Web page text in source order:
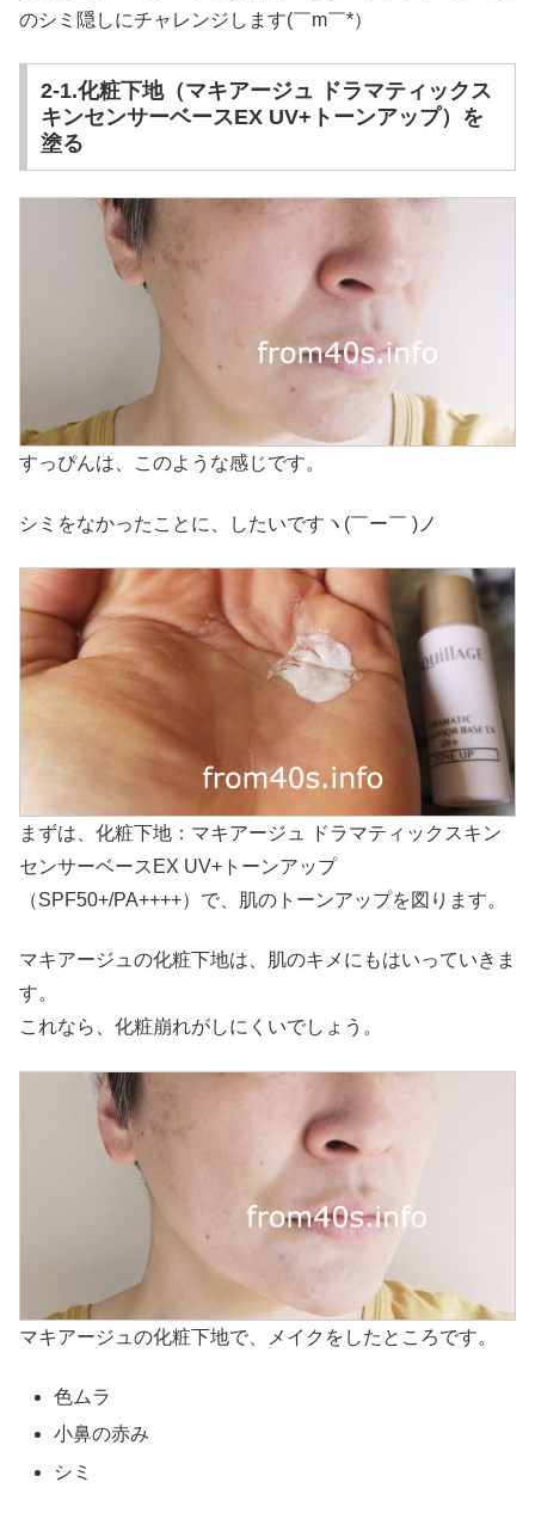
のシミ隠しにチャレンジします(￣m￣*）
2-1.化粧下地（マキアージュ ドラマティックス
キンセンサーベースEX UV+トーンアップ）を
塗る
すっぴんは、このような感じです。
シミをなかったことに、したいですヽ(￣ー￣ )ノ
まずは、化粧下地：マキアージュ ドラマティックスキン
センサーベースEX UV+トーンアップ
（SPF50+/PA++++）で、肌のトーンアップを図ります。
マキアージュの化粧下地は、肌のキメにもはいっていきま
す。
これなら、化粧崩れがしにくいでしょう。
マキアージュの化粧下地で、メイクをしたところです。
色ムラ
小鼻の赤み
シミ